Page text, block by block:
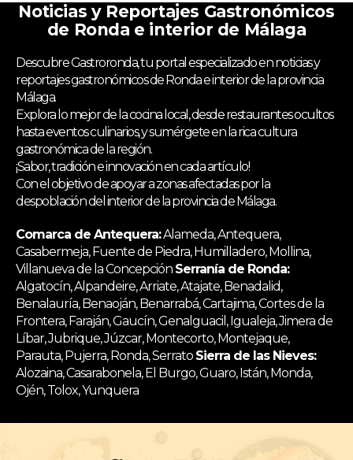
Noticias y Reportajes Gastronómicos
de Ronda e interior de Málaga
Descubre Gastroronda, tu portal especializado en noticias y
reportajes gastronómicos de Ronda e interior de la provincia
Málaga.
Explora lo mejor de la cocina local, desde restaurantes ocultos
hasta eventos culinarios, y sumérgete en la rica cultura
gastronómica de la región.
¡Sabor, tradición e innovación en cada artículo!
Con el objetivo de apoyar a zonas afectadas por la
despoblación del interior de la provincia de Málaga.
Comarca de Antequera:Alameda, Antequera,
Casabermeja, Fuente de Piedra, Humilladero, Mollina,
Villanueva de la Concepción Serranía de Ronda:
Algatocín, Alpandeire, Arriate, Atajate, Benadalid,
Benalauría, Benaoján, Benarrabá, Cartajima, Cortes de la
Frontera, Faraján, Gaucín, Genalguacil, Igualeja, Jimera de
Líbar, Jubrique, Júzcar, Montecorto, Montejaque,
Parauta, Pujerra, Ronda, Serrato Sierra de las Nieves:
Alozaina, Casarabonela, El Burgo, Guaro, Istán, Monda,
Ojén, Tolox, Yunquera